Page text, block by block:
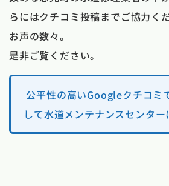
らにはクチコミ投稿までご協力く
お声の数々。
是非ご覧ください。
公平性の高いGoogleクチコミ
して水道メンテナンスセンタ